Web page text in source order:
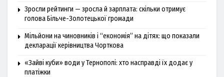
Зросли рейтинги — зросла й зарплата: скільки отримує
голова Більче-Золотецької громади
Мільйони на чиновників і “економія” на дітях: що показали
декларації керівництва Чорткова
«Зайві куби» води у Тернополі: хто насправді їх додає у
платіжки